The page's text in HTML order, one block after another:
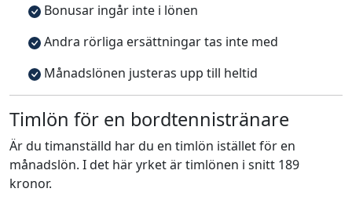
Bonusar ingår inte i lönen
Andra rörliga ersättningar tas inte med
Månadslönen justeras upp till heltid
Timlön för en bordtennistränare
Är du timanställd har du en timlön istället för en
månadslön. I det här yrket är timlönen i snitt 189
kronor.